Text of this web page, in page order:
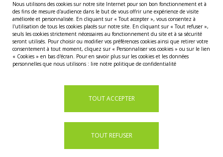
NOS TERRITOIRES
Nous utilisons des cookies sur notre site Internet pour son bon fonctionnement et à
des fins de mesure d'audience dans le but de vous offrir une expérience de visite
améliorée et personnalisée. En cliquant sur « Tout accepter », vous consentez à
l'utilisation de tous les cookies placés sur notre site. En cliquant sur « Tout refuser »,
seuls les cookies strictement nécessaires au fonctionnement du site et à sa sécurité
seront utilisés. Pour choisir ou modifier vos préférences cookies ainsi que retirer votre
consentement à tout moment, cliquez sur « Personnaliser vos cookies » ou sur le lien
« Cookies » en bas d'écran. Pour en savoir plus sur les cookies et les données
personnelles que nous utilisons : lire notre politique de confidentialité
TOUT ACCEPTER
TOUT REFUSER